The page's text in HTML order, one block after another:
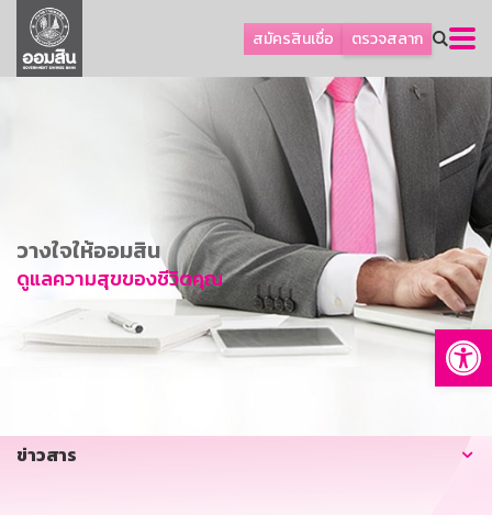
สมัครสินเชื่อ ตรวจสลาก
ลูกค้าธุรกิจ
ลูกค้าผู้ประกอบรายย่อย
การพัฒนาที่ยั่งยืน
ข่าวสาร
บริการทางการเงิน
อื่นๆ
วางใจให้ออมสิน
ดูแลความสุขของชีวิตคุณ
ข่าวสาร